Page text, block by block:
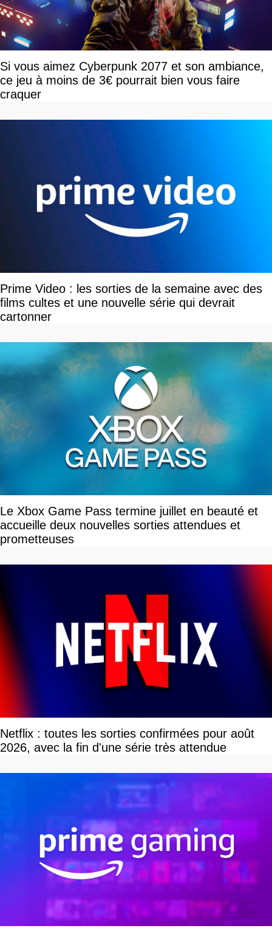
Si vous aimez Cyberpunk 2077 et son ambiance,
ce jeu à moins de 3€ pourrait bien vous faire
craquer
Prime Video : les sorties de la semaine avec des
films cultes et une nouvelle série qui devrait
cartonner
Le Xbox Game Pass termine juillet en beauté et
accueille deux nouvelles sorties attendues et
prometteuses
Netflix : toutes les sorties confirmées pour août
2026, avec la fin d'une série très attendue